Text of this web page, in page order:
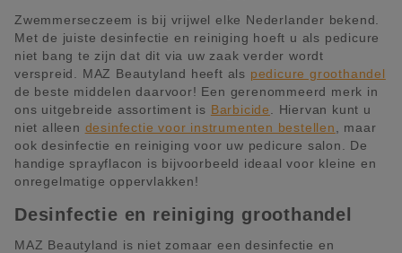
Zwemmerseczeem is bij vrijwel elke Nederlander bekend.
Met de juiste desinfectie en reiniging hoeft u als pedicure
niet bang te zijn dat dit via uw zaak verder wordt
verspreid. MAZ Beautyland heeft als pedicure groothandel
de beste middelen daarvoor! Een gerenommeerd merk in
ons uitgebreide assortiment is Barbicide
. Hiervan kunt u
niet alleen desinfectie voor instrumenten bestellen
, maar
ook desinfectie en reiniging voor uw pedicure salon. De
handige sprayflacon is bijvoorbeeld ideaal voor kleine en
onregelmatige oppervlakken!
Desinfectie en reiniging groothandel
MAZ Beautyland is niet zomaar een desinfectie en